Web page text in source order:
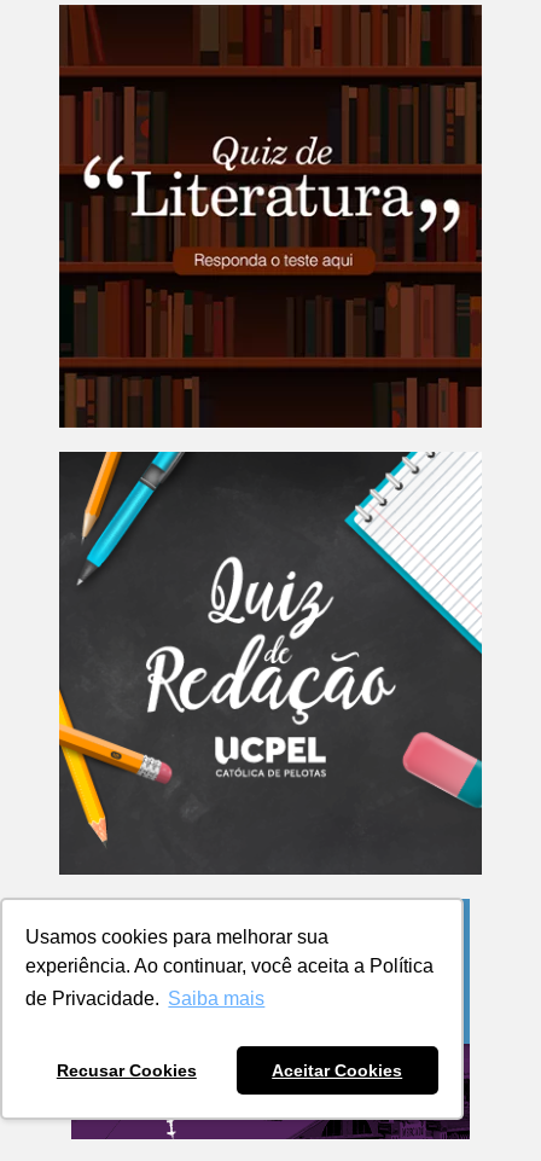
Usamos cookies para melhorar sua
experiência. Ao continuar, você aceita a Política
de Privacidade. Saiba mais
Recusar Cookies Aceitar Cookies